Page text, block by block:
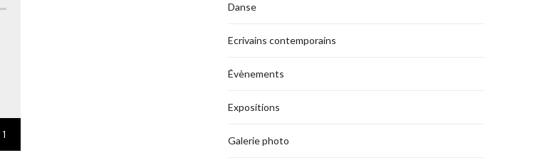
1
Danse
Ecrivains contemporains
Évènements
Expositions
Galerie photo